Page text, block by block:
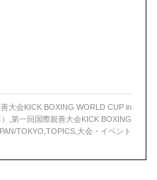
大会KICK BOXING WORLD CUP in
第一回国際親善大会KICK BOXING
TOKYO TOPICS 大会・イベント